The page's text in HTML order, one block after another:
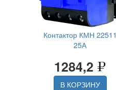
Контактор КМН 22511
25А
1284,2
В КОРЗИНУ